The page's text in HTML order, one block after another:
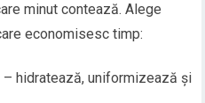
minut contează. Alege
economisesc timp:
– hidratează, uniformizează și